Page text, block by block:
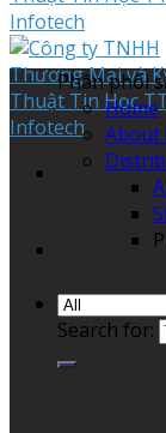
Search for:
Phân phối
Home
About